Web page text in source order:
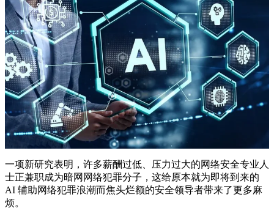
一项新研究表明，许多薪酬过低、压力过大的网络安全专业人
士正兼职成为暗网网络犯罪分子，这给原本就为即将到来的
AI 辅助网络犯罪浪潮而焦头烂额的安全领导者带来了更多麻
烦。